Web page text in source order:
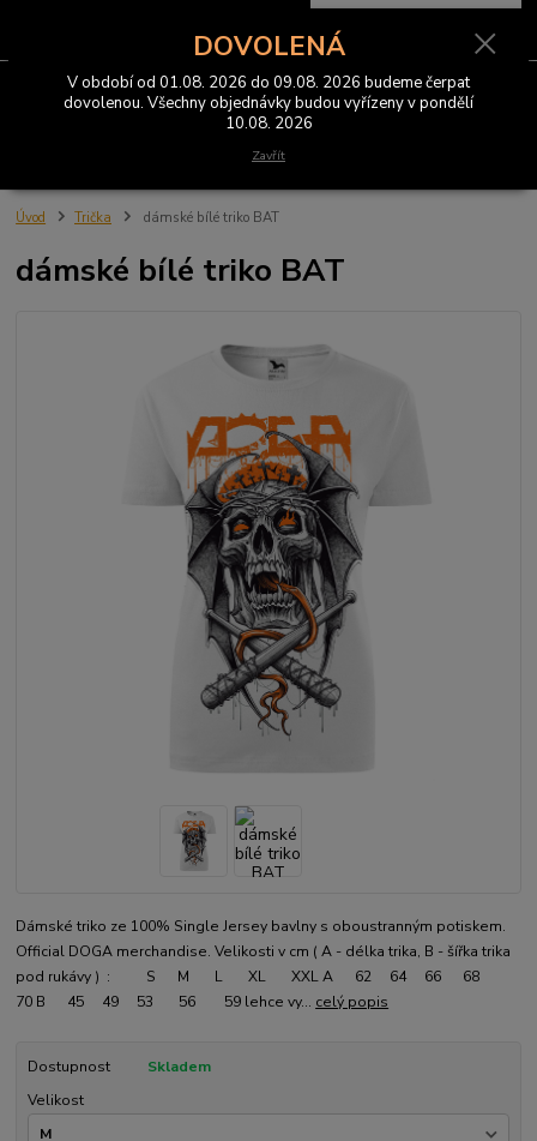
Menu
0 Kč
Úvod Trička dámské bílé triko BAT
dámské bílé triko BAT
Dámské triko ze 100% Single Jersey bavlny s oboustranným potiskem.
Official DOGA merchandise. Velikosti v cm ( A - délka trika, B - šířka trika
pod rukávy ) : S M L XL XXL A 62 64 66 68
70 B 45 49 53 56 59 lehce vy... celý popis
Dostupnost
Skladem
Velikost
DOVOLENÁ
V období od 01.08. 2026 do 09.08. 2026 budeme čerpat
dovolenou. Všechny objednávky budou vyřízeny v pondělí
10.08. 2026
Zavřít